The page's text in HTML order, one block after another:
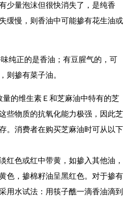
少量泡沫但很快消失了，是纯香
缓慢，则香油中可能掺有花生油或
纯正的是香油；有豆腥气的，可
则掺有菜子油。
的维生素Ｅ和芝麻油中特有的芝
些物质的抗氧化能力极强，因此芝
。消费者在购买芝麻油时可从以下
色或红中带黄，如掺入其他油，
色，掺棉籽油呈黑红色。对于掺有
用水试法：用筷子醮一滴香油滴到